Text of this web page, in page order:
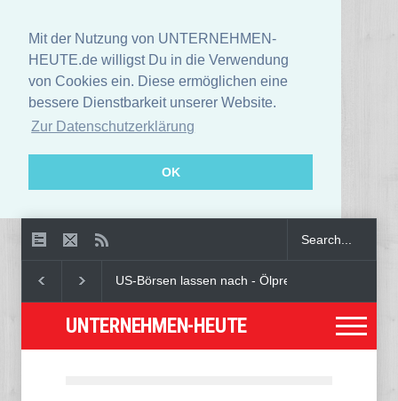
Mit der Nutzung von UNTERNEHMEN-
HEUTE.de willigst Du in die Verwendung
von Cookies ein. Diese ermöglichen eine
bessere Dienstbarkeit unserer Website.
Zur Datenschutzerklärung
OK
US-Börsen lassen nach - Ölpreis steigt kräftig
UNTERNEHMEN-HEUTE